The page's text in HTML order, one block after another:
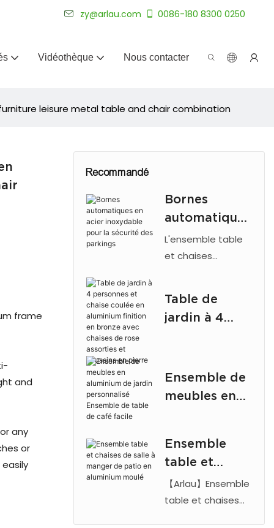
zy@arlau.com 0086-180 8300 0250
Vidéothèque Nous contacter
leisure metal table and chair combination
frame
and
any
or
Recommandé
Bornes
automatiques
en acier
inoxydable
sécurité des
parkings
L'ensemble table
et chaises
est doté d'un
cadre durable à
design antique,
d'un trou pour
légère résistante à
la rouille.
Table de
jardin à 4
en aluminium
finition en
rose assorties
et coussins en
pierre
Ensemble de
meubles en
personnalisé
Ensemble de
table de café
facile
Ensemble
table et
chaises de
salle à
【Arlau】Ensemble
table et chaises